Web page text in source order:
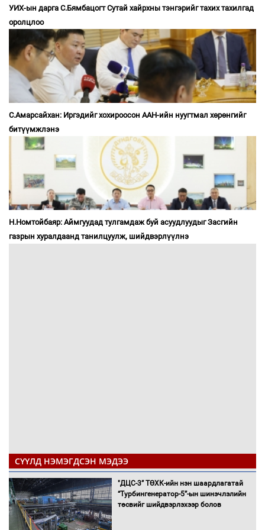
УИХ-ын дарга С.Бямбацогт Сутай хайрхны тэнгэрийг тахих тахилгад
оролцлоо
С.Амарсайхан: Иргэдийг хохироосон ААН-ийн нуугтмал хөрөнгийг
битүүмжлэнэ
Н.Номтойбаяр: Аймгуудад тулгамдаж буй асуудлуудыг Засгийн
газрын хуралдаанд танилцуулж, шийдвэрлүүлнэ
СҮҮЛД НЭМЭГДСЭН МЭДЭЭ
"ДЦС-3” ТӨХК-ийн нэн шаардлагатай
“Турбингенератор-5”-ын шинэчлэлийн
төсвийг шийдвэрлэхээр болов